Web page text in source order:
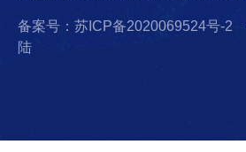
备案号：苏ICP备2020069524号-2
陆